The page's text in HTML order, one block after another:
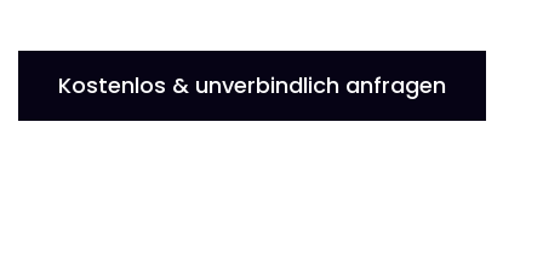
Kostenlos & unverbindlich anfragen